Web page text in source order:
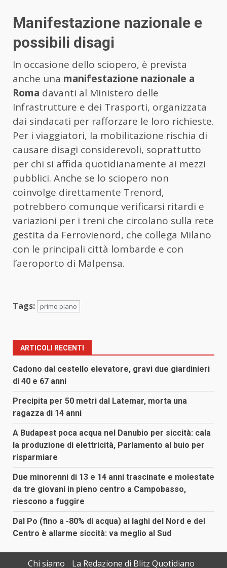
Manifestazione nazionale e
possibili disagi
In occasione dello sciopero, è prevista
anche una manifestazione nazionale a
Roma davanti al Ministero delle
Infrastrutture e dei Trasporti, organizzata
dai sindacati per rafforzare le loro richieste.
Per i viaggiatori, la mobilitazione rischia di
causare disagi considerevoli, soprattutto
per chi si affida quotidianamente ai mezzi
pubblici. Anche se lo sciopero non
coinvolge direttamente Trenord,
potrebbero comunque verificarsi ritardi e
variazioni per i treni che circolano sulla rete
gestita da Ferrovienord, che collega Milano
con le principali città lombarde e con
l’aeroporto di Malpensa.
Tags: primo piano
ARTICOLI RECENTI
Cadono dal cestello elevatore, gravi due giardinieri
di 40 e 67 anni
Precipita per 50 metri dal Latemar, morta una
ragazza di 14 anni
A Budapest poca acqua nel Danubio per siccità: cala
la produzione di elettricità, Parlamento al buio per
risparmiare
Due minorenni di 13 e 14 anni trascinate e molestate
da tre giovani in pieno centro a Campobasso,
riescono a fuggire
Dal Po (fino a -80% di acqua) ai laghi del Nord e del
Centro è allarme siccità: va meglio al Sud
Chi siamo La Redazione di Blitz Quotidiano